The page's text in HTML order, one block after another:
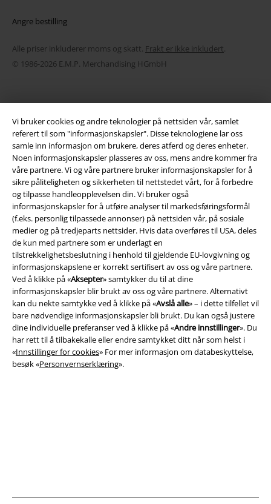
Vi bruker cookies og andre teknologier på nettsiden vår, samlet
referert til som "informasjonskapsler". Disse teknologiene lar oss
samle inn informasjon om brukere, deres atferd og deres enheter.
Noen informasjonskapsler plasseres av oss, mens andre kommer fra
våre partnere. Vi og våre partnere bruker informasjonskapsler for å
sikre påliteligheten og sikkerheten til nettstedet vårt, for å forbedre
og tilpasse handleopplevelsen din. Vi bruker også
informasjonskapsler for å utføre analyser til markedsføringsformål
(f.eks. personlig tilpassede annonser) på nettsiden vår, på sosiale
medier og på tredjeparts nettsider. Hvis data overføres til USA, deles
de kun med partnere som er underlagt en
tilstrekkelighetsbeslutning i henhold til gjeldende EU-lovgivning og
informasjonskapslene er korrekt sertifisert av oss og våre partnere.
Ved å klikke på «Aksepter» samtykker du til at dine
informasjonskapsler blir brukt av oss og våre partnere. Alternativt
kan du nekte samtykke ved å klikke på «Avslå alle» – i dette tilfellet vil
bare nødvendige informasjonskapsler bli brukt. Du kan også justere
dine individuelle preferanser ved å klikke på «Andre innstillinger». Du
har rett til å tilbakekalle eller endre samtykket ditt når som helst i
«Innstillinger for cookies» For mer informasjon om databeskyttelse,
besøk «Personvernserklæring».
Angre bestilling
Alle priser inkluderer moms og skatt. Frakt er ikke inkludert
© 1986-2026 E.M.P. Merchandising HGmbH
EMP Online Shops
EMP International
EMP France
EMP Deutschland
EMP Italia
EMP Polska
EMP Česká Republika
EMP Norge
EMP Schweiz
EMP Suomi
EMP Ireland
EMP United Kingdom
Large Belgique